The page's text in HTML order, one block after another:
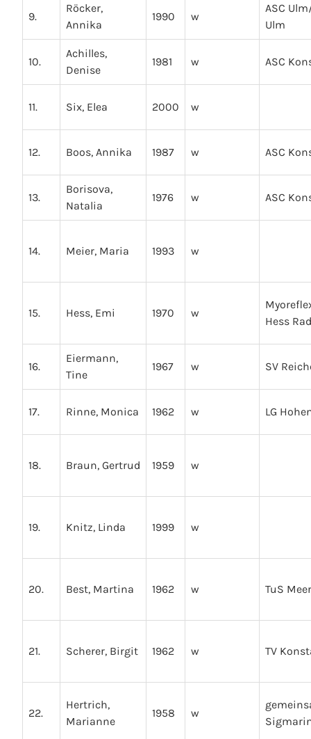
9.
Röcker,
Annika
1990 w
ASC
Ulm
10.
Achilles,
Denise
1981 w ASC
11. Six, Elea 2000 w
12. Boos, Annika 1987 w ASC
13.
Borisova,
Natalia
1976 w ASC
14. Meier, Maria 1993 w
15. Hess, Emi 1970 w
Hess
16.
Eiermann,
Tine
1967 w SV
17. Rinne, Monica 1962 w LG
18. Braun, Gertrud 1959 w
19. Knitz, Linda 1999 w
20. Best, Martina 1962 w TuS
21. Scherer, Birgit 1962 w TV
22.
Hertrich,
Marianne
1958 w